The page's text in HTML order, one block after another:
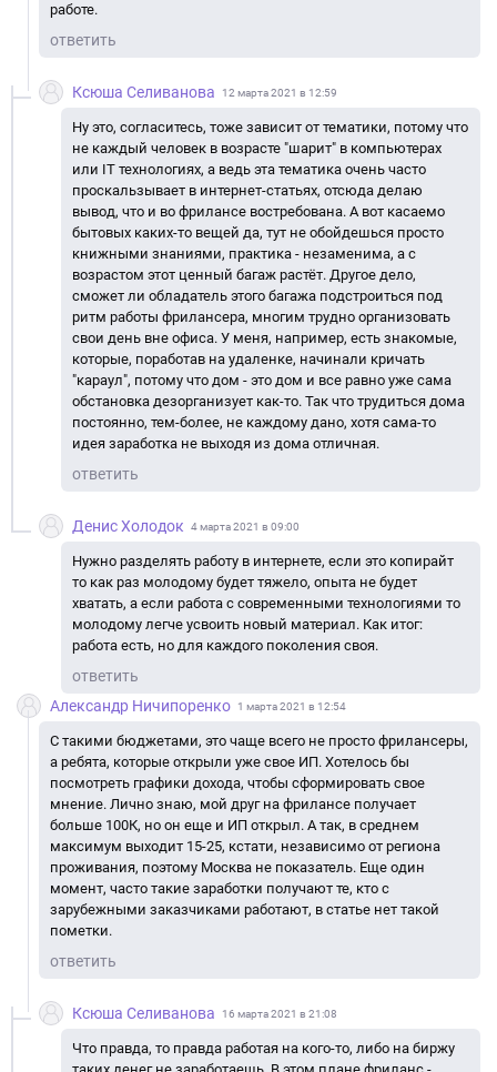
работе.
ответить
Ксюша Селиванова 12 марта 2021 в 12:59
Ну это, согласитесь, тоже зависит от тематики, потому что
не каждый человек в возрасте "шарит" в компьютерах
или IT технологиях, а ведь эта тематика очень часто
проскальзывает в интернет-статьях, отсюда делаю
вывод, что и во фрилансе востребована. А вот касаемо
бытовых каких-то вещей да, тут не обойдешься просто
книжными знаниями, практика - незаменима, а с
возрастом этот ценный багаж растёт. Другое дело,
сможет ли обладатель этого багажа подстроиться под
ритм работы фрилансера, многим трудно организовать
свои день вне офиса. У меня, например, есть знакомые,
которые, поработав на удаленке, начинали кричать
"караул", потому что дом - это дом и все равно уже сама
обстановка дезорганизует как-то. Так что трудиться дома
постоянно, тем-более, не каждому дано, хотя сама-то
идея заработка не выходя из дома отличная.
ответить
Денис Холодок 4 марта 2021 в 09:00
Нужно разделять работу в интернете, если это копирайт
то как раз молодому будет тяжело, опыта не будет
хватать, а если работа с современными технологиями то
молодому легче усвоить новый материал. Как итог:
работа есть, но для каждого поколения своя.
ответить
Александр Ничипоренко
1 марта 2021 в 12:54
С такими бюджетами, это чаще всего не просто фрилансеры,
а ребята, которые открыли уже свое ИП. Хотелось бы
посмотреть графики дохода, чтобы сформировать свое
мнение. Лично знаю, мой друг на фрилансе получает
больше 100К, но он еще и ИП открыл. А так, в среднем
максимум выходит 15-25, кстати, независимо от региона
проживания, поэтому Москва не показатель. Еще один
момент, часто такие заработки получают те, кто с
зарубежными заказчиками работают, в статье нет такой
пометки.
ответить
Ксюша Селиванова 16 марта 2021 в 21:08
Что правда, то правда работая на кого-то, либо на биржу